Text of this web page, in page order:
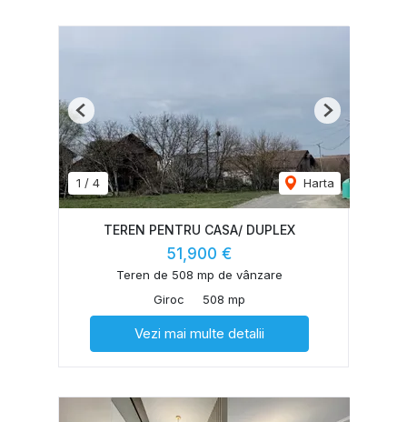
1 / 4 Harta
Previous Next
TEREN PENTRU CASA/ DUPLEX
51,900 €
Teren de 508 mp de vânzare
Giroc
508 mp
Vezi mai multe detalii